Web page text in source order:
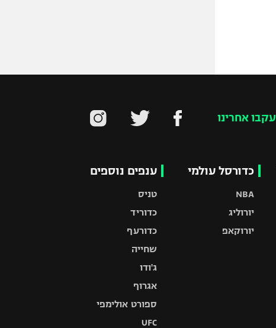
עקבו אחרינו
כדורסל עולמי
NBA
יורוליג
יורוקאפ
ענפים נוספים
טניס
כדוריד
כדורעף
שחייה
ג'ודו
אגרוף
ספורט אולימפי
UFC